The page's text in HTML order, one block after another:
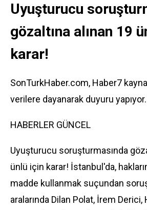
Uyuşturucu
gözaltına alınan 19
karar!
SonTurkHaber.com, Haber7
verilere dayanarak duyuru yapıyor.
HABERLER GÜNCEL
Uyuşturucu soruşturmasında
ünlü için karar! İstanbul'da,
madde kullanmak suçundan
aralarında Dilan Polat, İrem